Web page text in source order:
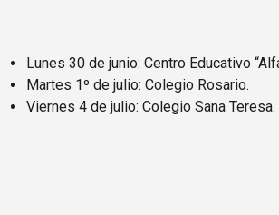
Lunes 30 de junio: Centro Educativo
Martes 1º de julio: Colegio Rosario.
Viernes 4 de julio: Colegio Sana Teresa.